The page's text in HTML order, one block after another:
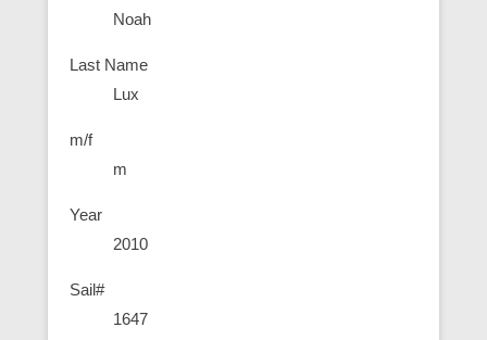
Noah
Last Name
Lux
m/f
m
Year
2010
Sail#
1647